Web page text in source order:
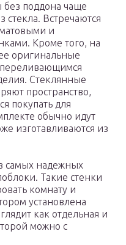
поддона чаще
стекла. Встречаются
и
Кроме того, на
оригинальные
Стеклянные
пространство,
покупать для
обычно идут
изготавливаются из
самых надежных
Такие стенки
комнату и
установлена
как отдельная и
можно с